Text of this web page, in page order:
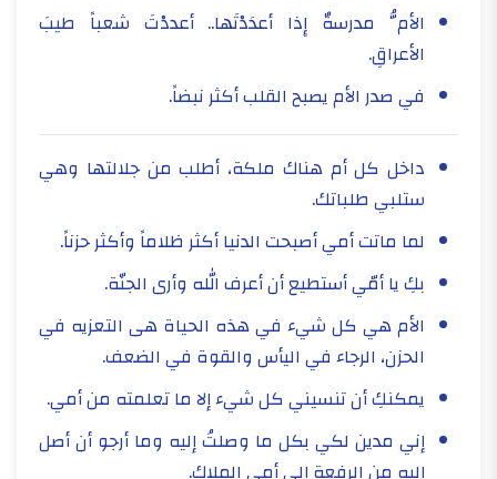
الأمُّ مدرسةٌ إِذا أعدَدْتَها.. أعددْتَ شعباً طيبَ
الأعراقِ.
في صدر الأم يصبح القلب أكثر نبضاً.
داخل كل أم هناك ملكة، أطلب من جلالتها وهي
ستلبي طلباتك.
لما ماتت أمي أصبحت الدنيا أكثر ظلاماً وأكثر حزناً.
بكِ يا أمّي أستطيع أن أعرف الله وأرى الجنّة.
الأم هي كل شيء في هذه الحياة هى التعزيه في
الحزن، الرجاء في اليأس والقوة في الضعف.
يمكنكِ أن تنسيني كل شيء إلا ما تعلمته من أمي.
إني مدين لكي بكل ما وصلتُ إليه وما أرجو أن أصل
إليه من الرفعة إلى أمي الملاك.